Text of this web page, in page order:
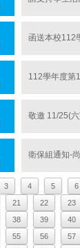
函送本校112
112學年度第
敬邀 11/25(
衛保組通知-
3 4 5
6
21 22
23
38 39
40
55 56
57